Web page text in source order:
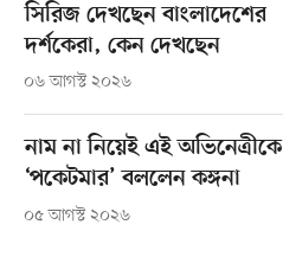
সিরিজ দেখছেন বাংলাদেশের
দর্শকেরা, কেন দেখছেন
০৬ আগস্ট ২০২৬
নাম না নিয়েই এই অভিনেত্রীকে
‘পকেটমার’ বললেন কঙ্গনা
০৫ আগস্ট ২০২৬